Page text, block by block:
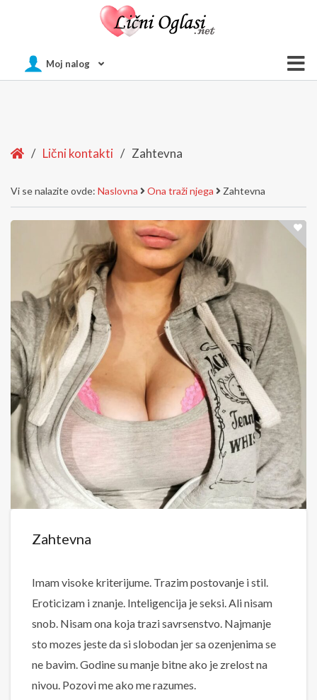
Moj nalog
Home
/ Lični kontakti / Zahtevna
Vi se nalazite ovde: Naslovna Ona traži njega Zahtevna
Zahtevna
Imam visoke kriterijume. Trazim postovanje i stil.
Eroticizam i znanje. Inteligencija je seksi. Ali nisam
snob. Nisam ona koja trazi savrsenstvo. Najmanje
sto mozes jeste da si slobodan jer sa ozenjenima se
ne bavim. Godine su manje bitne ako je zrelost na
nivou. Pozovi me ako me razumes.